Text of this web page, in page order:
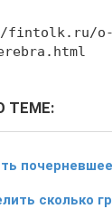
o-
ТЕМЕ:
сколько